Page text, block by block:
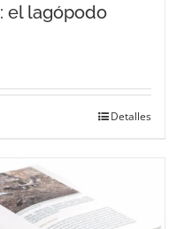
el lagópodo
Detalles